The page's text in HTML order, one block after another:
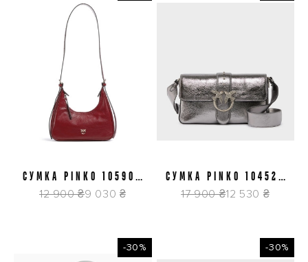
СУМКА PINKO 105900
A315 RR8Y
12 900 ₴9 030 ₴
СУМКА PINKO 104524
A2H2 IEHO
17 900 ₴12 530 ₴
-30% -30%